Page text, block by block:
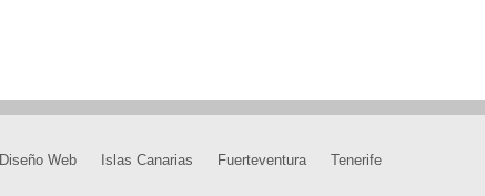
Diseño Web Islas Canarias Fuerteventura Tenerife